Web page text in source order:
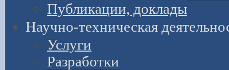
Публикации, доклады
Научно-техническая
Услуги
Разработки